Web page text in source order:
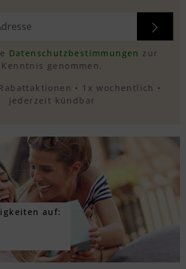
Datenschutzbestimmungen zur
Kenntnis genommen.
• 1x wochentlich •
jederzeit kündbar
auf: